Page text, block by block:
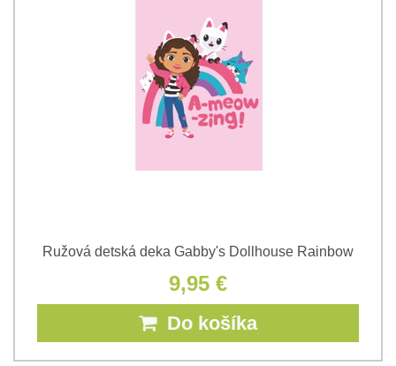
Ružová detská deka Gabby's Dollhouse Rainbow
9,95 €
Do košíka